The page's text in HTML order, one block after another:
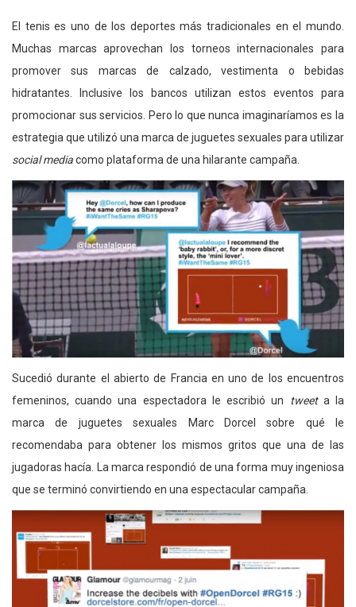
El tenis es uno de los deportes más tradicionales en el mundo.
Muchas marcas aprovechan los torneos internacionales para
promover sus marcas de calzado, vestimenta o bebidas
hidratantes. Inclusive los bancos utilizan estos eventos para
promocionar sus servicios. Pero lo que nunca imaginaríamos es la
estrategia que utilizó una marca de juguetes sexuales para utilizar
social mediacomo plataforma de una hilarante campaña.
Sucedió durante el abierto de Francia en uno de los encuentros
femeninos, cuando una espectadora le escribió un tweeta la
marca de juguetes sexuales Marc Dorcel sobre qué le
recomendaba para obtener los mismos gritos que una de las
jugadoras hacía. La marca respondió de una forma muy ingeniosa
que se terminó convirtiendo en una espectacular campaña.